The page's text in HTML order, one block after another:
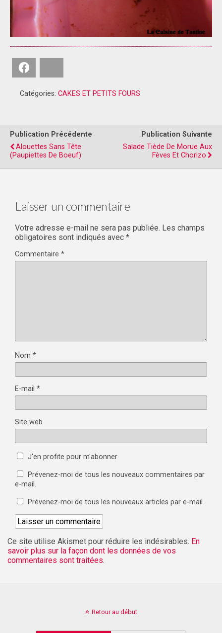
Catégories: CAKES ET PETITS FOURS
Publication Précédente
Alouettes Sans Tête
(paupiettes De Boeuf)
Publication Suivante
Salade Tiède De Morue Aux
Fèves Et Chorizo
Laisser un commentaire
Votre adresse e-mail ne sera pas publiée. Les champs
obligatoires sont indiqués avec *
Commentaire *
Nom *
E-mail *
Site web
J'en profite pour m'abonner
Prévenez-moi de tous les nouveaux commentaires par
e-mail.
Prévenez-moi de tous les nouveaux articles par e-mail.
Ce site utilise Akismet pour réduire les indésirables. En
savoir plus sur la façon dont les données de vos
commentaires sont traitées.
Retour au début